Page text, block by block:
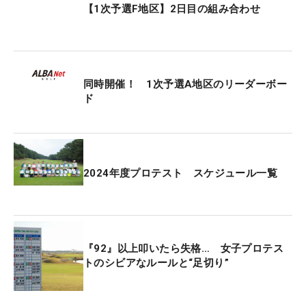
【1次予選F地区】2日目の組み合わせ
同時開催！ 1次予選A地区のリーダーボー
ド
2024年度プロテスト スケジュール一覧
『92』以上叩いたら失格… 女子プロテス
トのシビアなルールと“足切り”